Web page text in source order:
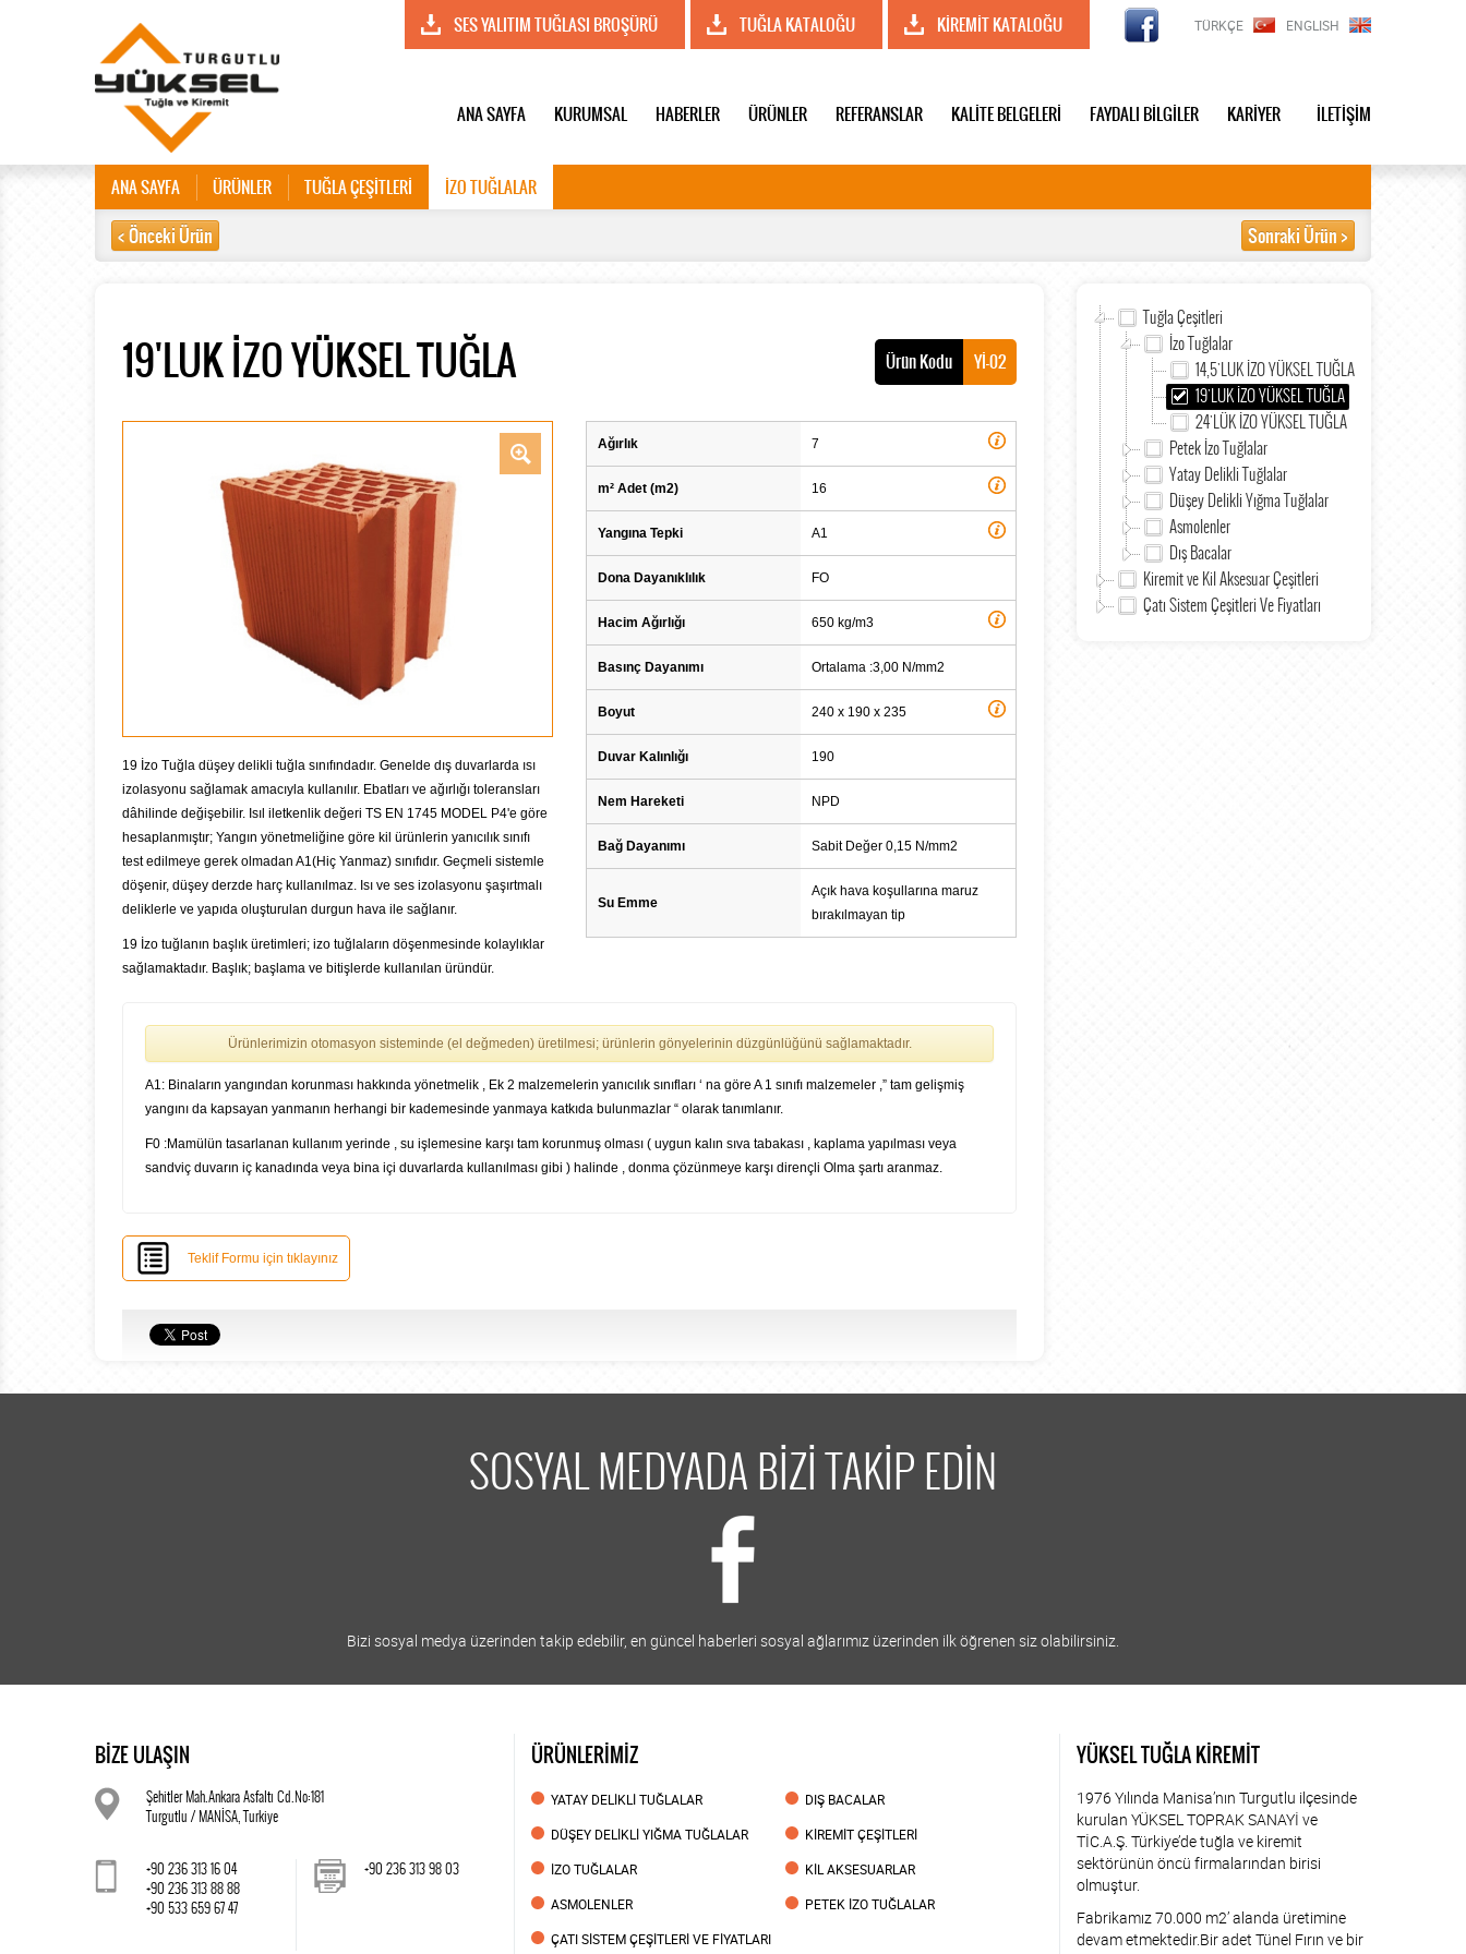
TÜRKÇE ENGLISH
SES YALITIM TUĞLASI BROŞÜRÜ TUĞLA KATALOĞU KİREMİT KATALOĞU
ANA SAYFA KURUMSAL HABERLER ÜRÜNLER REFERANSLAR KALİTE BELGELERİ FAYDALI BİLGİLER KARİYER İLETİŞİM
ANA SAYFA ÜRÜNLER TUĞLA ÇEŞİTLERİ İZO TUĞLALAR
< Önceki Ürün Sonraki Ürün >
19'LUK İZO YÜKSEL TUĞLA Ürün Kodu Yİ-02
19 İzo Tuğla düşey delikli tuğla sınıfındadır. Genelde dış duvarlarda ısı
izolasyonu sağlamak amacıyla kullanılır. Ebatları ve ağırlığı toleransları
dâhilinde değişebilir. Isıl iletkenlik değeri TS EN 1745 MODEL P4'e göre
hesaplanmıştır; Yangın yönetmeliğine göre kil ürünlerin yanıcılık sınıfı
test edilmeye gerek olmadan A1(Hiç Yanmaz) sınıfıdır. Geçmeli sistemle
döşenir, düşey derzde harç kullanılmaz. Isı ve ses izolasyonu şaşırtmalı
deliklerle ve yapıda oluşturulan durgun hava ile sağlanır.
19 İzo tuğlanın başlık üretimleri; izo tuğlaların döşenmesinde kolaylıklar
sağlamaktadır. Başlık; başlama ve bitişlerde kullanılan üründür.
Ağırlık 7
m² Adet (m2) 16
Yangına Tepki A1
Dona Dayanıklılık FO
Hacim Ağırlığı 650 kg/m3
Basınç Dayanımı Ortalama :3,00 N/mm2
Boyut 240 x 190 x 235
Duvar Kalınlığı 190
Nem Hareketi NPD
Bağ Dayanımı Sabit Değer 0,15 N/mm2
Su Emme
Açık hava koşullarına maruz
bırakılmayan tip
Ürünlerimizin otomasyon sisteminde (el değmeden) üretilmesi; ürünlerin gönyelerinin düzgünlüğünü sağlamaktadır.
A1: Binaların yangından korunması hakkında yönetmelik , Ek 2 malzemelerin yanıcılık sınıfları ‘ na göre A 1 sınıfı malzemeler ,” tam gelişmiş
yangını da kapsayan yanmanın herhangi bir kademesinde yanmaya katkıda bulunmazlar “ olarak tanımlanır.
F0 :Mamülün tasarlanan kullanım yerinde , su işlemesine karşı tam korunmuş olması ( uygun kalın sıva tabakası , kaplama yapılması veya
sandviç duvarın iç kanadında veya bina içi duvarlarda kullanılması gibi ) halinde , donma çözünmeye karşı dirençli Olma şartı aranmaz.
Teklif Formu için tıklayınız
Tuğla Çeşitleri
İzo Tuğlalar
14,5'LUK İZO YÜKSEL TUĞLA
19'LUK İZO YÜKSEL TUĞLA
24'LÜK İZO YÜKSEL TUĞLA
Petek İzo Tuğlalar
Yatay Delikli Tuğlalar
Düşey Delikli Yığma Tuğlalar
Asmolenler
Dış Bacalar
Kiremit ve Kil Aksesuar Çeşitleri
Çatı Sistem Çeşitleri Ve Fiyatları
SOSYAL MEDYADA BİZİ TAKİP EDİN
Bizi sosyal medya üzerinden takip edebilir, en güncel haberleri sosyal ağlarımız üzerinden ilk öğrenen siz olabilirsiniz.
BİZE ULAŞIN
Şehitler Mah.Ankara Asfaltı Cd.No:181
Turgutlu / MANİSA, Turkiye
+90 236 313 16 04
+90 236 313 88 88
+90 533 659 67 47
+90 236 313 98 03
ÜRÜNLERİMİZ
YATAY DELİKLİ TUĞLALAR
DIŞ BACALAR
DÜŞEY DELİKLİ YIĞMA TUĞLALAR
KİREMİT ÇEŞİTLERİ
İZO TUĞLALAR
KİL AKSESUARLAR
ASMOLENLER
PETEK İZO TUĞLALAR
ÇATI SİSTEM ÇEŞİTLERİ VE FİYATLARI
YÜKSEL TUĞLA KİREMİT
1976 Yılında Manisa’nın Turgutlu ilçesinde
kurulan YÜKSEL TOPRAK SANAYİ ve
TİC.A.Ş. Türkiye’de tuğla ve kiremit
sektörünün öncü firmalarından birisi
olmuştur.
Fabrikamız 70.000 m2’ alanda üretimine
devam etmektedir.Bir adet Tünel Fırın ve bir